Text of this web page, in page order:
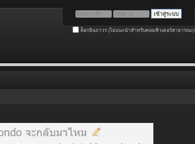
ล็อกอินถาวร (ไม่แนะนำสำหรับคอมพิวเตอร์สาธารณะ)